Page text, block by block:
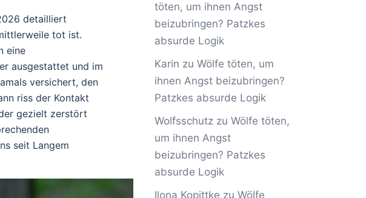
detailliert
tot ist.
eine
ausgestattet und im
versichert, den
riss der Kontakt
gezielt zerstört
seit Langem
töten, um ihnen Angst
beizubringen? Patzkes
absurde Logik
Karin zu Wölfe töten, um
ihnen Angst beizubringen?
Patzkes absurde Logik
Wolfsschutzzu Wölfe töten,
um ihnen Angst
beizubringen? Patzkes
absurde Logik
Ilona Kopittke zu Wölfe